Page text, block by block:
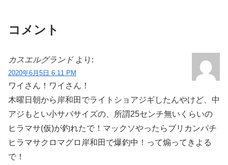
コメント
カスエルグランド より:
2020年6月5日 6:11 PM
ワイさん！ワイさん！
木曜日朝から岸和田でライトショアジギしたんやけど、中
アジもとい小サバサイズの、所謂25センチ無いくらいの
ヒラマサ(仮)が釣れたで！マックソやったらブリカンパチ
ヒラマサクロマグロ岸和田で爆釣中！って煽ってきよる
で！